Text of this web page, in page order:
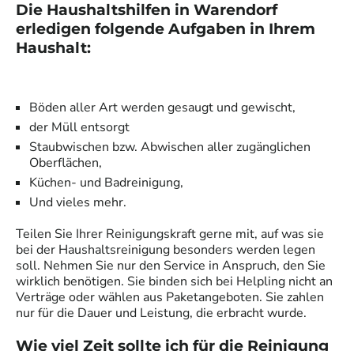
Die Haushaltshilfen in Warendorf
erledigen folgende Aufgaben in Ihrem
Haushalt:
Böden aller Art werden gesaugt und gewischt,
der Müll entsorgt
Staubwischen bzw. Abwischen aller zugänglichen
Oberflächen,
Küchen- und Badreinigung,
Und vieles mehr.
Teilen Sie Ihrer Reinigungskraftgerne mit, auf was sie
bei der Haushaltsreinigung besonders werden legen
soll. Nehmen Sie nur den Service in Anspruch, den Sie
wirklich benötigen. Sie binden sich bei Helpling nicht an
Verträge oder wählen aus Paketangeboten. Sie zahlen
nur für die Dauer und Leistung, die erbracht wurde.
Wie viel Zeit sollte ich für die Reinigung